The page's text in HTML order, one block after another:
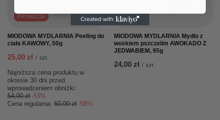
PROMOCJA
MIODOWA MYDLARNIA Peeling do
ciała KAWOWY, 50g
25,00 zł / szt.
Najniższa cena produktu w
okresie 30 dni przed
wprowadzeniem obniżki:
54,00 zł -53%
Cena regularna: 60,00 zł -58%
MIODOWA MYDLARNIA Mydło z
woskiem pszczelim AWOKADO Z
JEDWABIEM, 95g
24,00 zł / szt.